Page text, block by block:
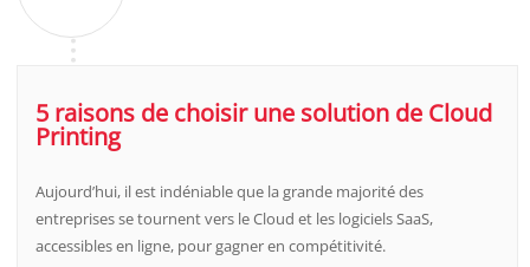
5 raisons de choisir une solution de Cloud
Printing
Aujourd’hui, il est indéniable que la grande majorité des
entreprises se tournent vers le Cloud et les logiciels SaaS,
accessibles en ligne, pour gagner en compétitivité.